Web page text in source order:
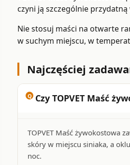
czyni ją szczególnie przydatną
Nie stosuj maści na otwarte
w suchym miejscu, w
Najczęściej
Czy TOPVET Maść
TOPVET Maść żywokostowa
skóry w miejscu siniaka, a
noc.